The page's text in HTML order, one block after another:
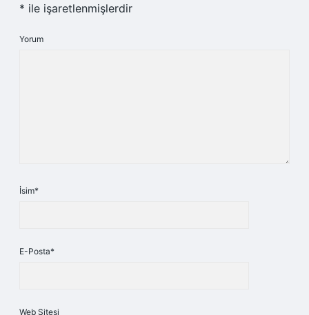
* ile işaretlenmişlerdir
Yorum
İsim*
E-Posta*
Web Sitesi